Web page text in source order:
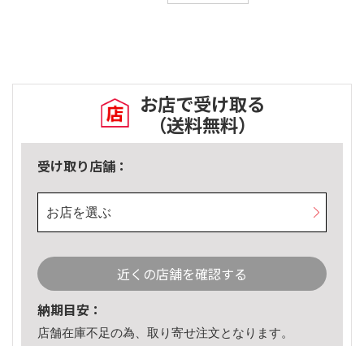
お店で受け取る
（送料無料）
受け取り店舗：
お店を選ぶ
近くの店舗を確認する
納期目安：
店舗在庫不足の為、取り寄せ注文となります。